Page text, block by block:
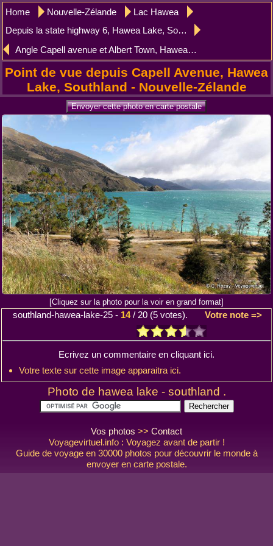
Home Nouvelle-Zélande
Lac Hawea
Depuis la state highway 6, Hawea Lake, Southland
Angle Capell avenue et Albert Town, Hawea Lake, Southland
Point de vue depuis Capell Avenue, Hawea
Lake, Southland - Nouvelle-Zélande
[Cliquez sur la photo pour la voir en grand format]
southland-hawea-lake-25 - 14/ 20 (5 votes). Votre note =>
Ecrivez un commentaire en cliquant ici.
Votre texte sur cette image apparaitra ici.
Photo de hawea lake - southland .
Vos photos >> Contact
Voyagevirtuel.info : Voyagez avant de partir !
Guide de voyage en 30000 photos pour découvrir le monde à
envoyer en carte postale.